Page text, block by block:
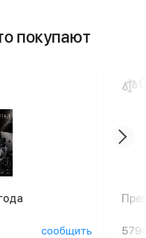
покупают
сообщить